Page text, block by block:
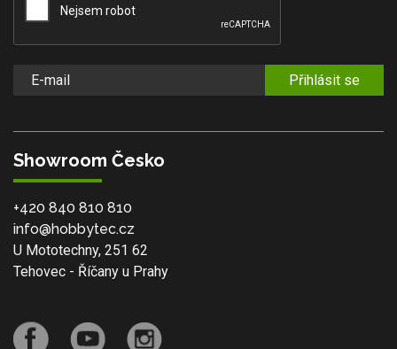
Přihlásit se
Showroom Česko
+420 840 810 810
info@hobbytec.cz
U Mototechny, 251 62
Tehovec - Říčany u Prahy